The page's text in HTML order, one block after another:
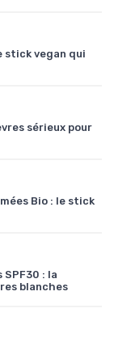
stick vegan qui
sérieux pour
Bio : le stick
: la
blanches